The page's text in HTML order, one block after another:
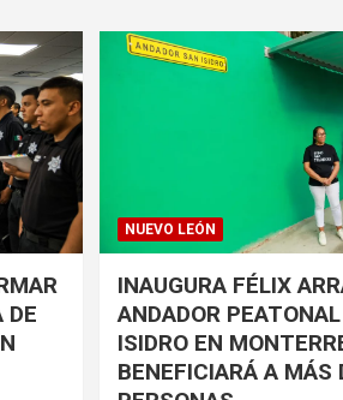
DE
NUEVO LEÓN
INAUGURA FÉLIX
ANDADOR
ISIDRO EN
BENEFICIARÁ A MÁS